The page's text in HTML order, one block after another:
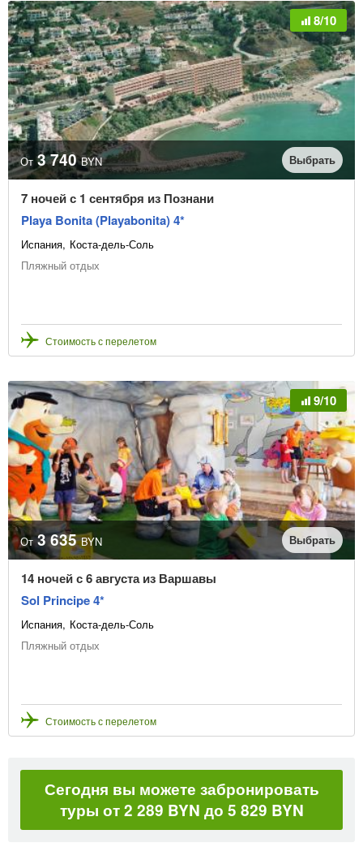
8/10
От 3 740 BYN Выбрать
7 ночей с 1 сентября из Познани
Playa Bonita (Playabonita) 4*
Испания Коста-дель-Соль
Пляжный отдых
Стоимость с перелетом
9/10
От 3 635 BYN Выбрать
14 ночей с 6 августа из Варшавы
Sol Principe 4*
Испания Коста-дель-Соль
Пляжный отдых
Стоимость с перелетом
Сегодня вы можете забронировать
туры от 2 289 BYN до 5 829 BYN